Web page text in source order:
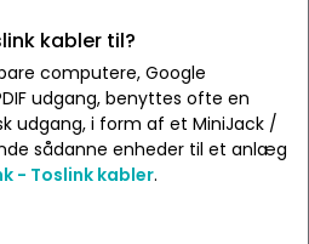
kabler til?
computere, Google
udgang, benyttes ofte en
udgang, i form af et MiniJack /
sådanne enheder til et anlæg
- Toslink kabler.